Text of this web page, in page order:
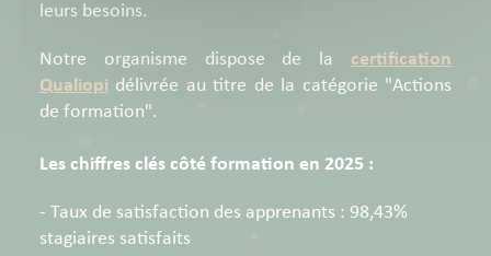
leurs besoins.
Notre organisme dispose de la certification
Qualiopi délivrée au titre de la catégorie "Actions
de formation".
Les chiffres clés côté formation en 2025 :
- Taux de satisfaction des apprenants : 98,43%
stagiaires satisfaits